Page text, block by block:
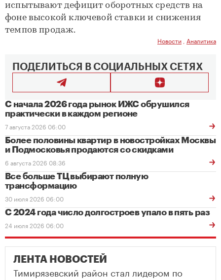
испытывают дефицит оборотных средств на
фоне высокой ключевой ставки и снижения
темпов продаж.
Новости Аналитика
ПОДЕЛИТЬСЯ В СОЦИАЛЬНЫХ СЕТЯХ
С начала 2026 года рынок ИЖС обрушился
практически в каждом регионе
7 августа 2026 06:00
Более половины квартир в новостройках Москвы
и Подмосковья продаются со скидками
6 августа 2026 08:36
Все больше ТЦ выбирают полную
трансформацию
30 июля 2026 06:00
С 2024 года число долгостроев упало в пять раз
24 июля 2026 06:00
ЛЕНТА НОВОСТЕЙ
Тимирязевский район стал лидером по